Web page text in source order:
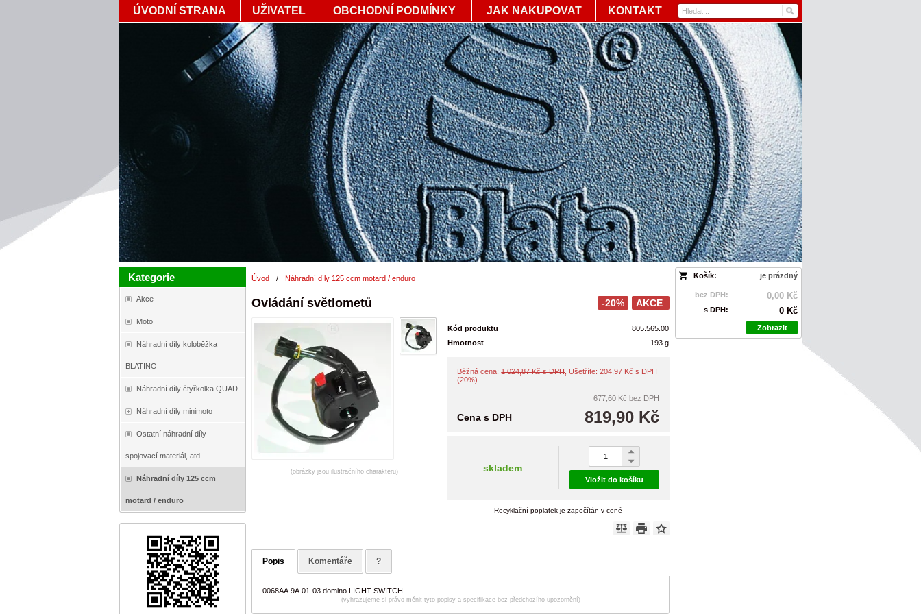
ÚVODNÍ STRANA UŽIVATEL OBCHODNÍ PODMÍNKY JAK NAKUPOVAT KONTAKT
Kategorie
Akce
Moto
Náhradní díly koloběžka
BLATINO
Náhradní díly čtyřkolka QUAD
Náhradní díly minimoto
Ostatní náhradní díly -
spojovací materiál, atd.
Náhradní díly 125 ccm
motard / enduro
Košík: je prázdný
bez DPH: 0,00 Kč
s DPH: 0 Kč
Zobrazit
Úvod / Náhradní díly 125 ccm motard / enduro
AKCE
-20%
Ovládání světlometů
(obrázky jsou ilustračního charakteru)
Kód produktu
805.565.00
Hmotnost
193 g
Běžná cena:1 024,87 Kč s DPH, Ušetříte: 204,97 Kč s DPH
(20%)
677,60 Kč bez DPH
819,90 Kč
Cena s DPH
skladem
Vložit do košíku
Recyklační poplatek je započítán v ceně
Popis Komentáře ?
0068AA.9A.01-03 domino LIGHT SWITCH
(vyhrazujeme si právo měnit tyto popisy a specifikace bez předchozího upozornění)